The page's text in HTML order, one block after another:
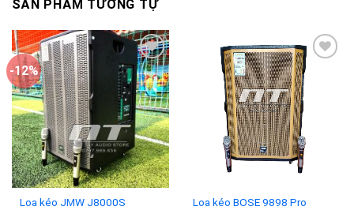
SẢN PHẨM TƯƠNG TỰ
-12%
Add to
wishlist
Loa kéo JMW J8000S
wishlist
Loa kéo BOSE 9898 Pro